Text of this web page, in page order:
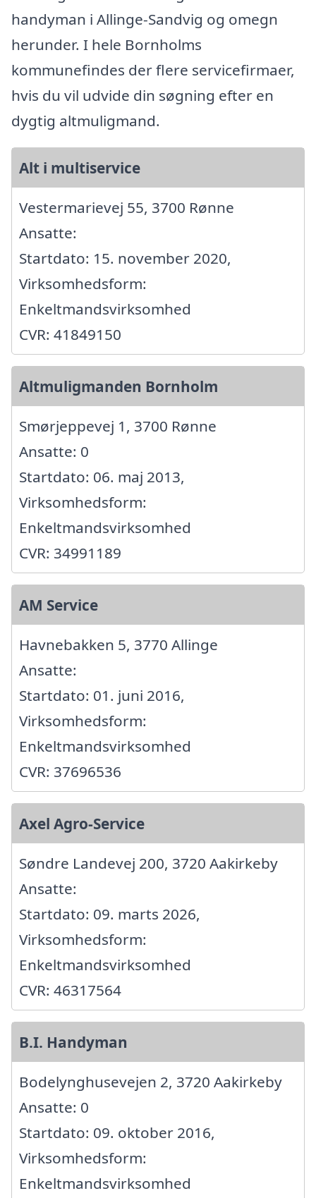
handyman i Allinge-Sandvig og omegn
herunder. I hele Bornholms
kommunefindes der flere servicefirmaer,
hvis du vil udvide din søgning efter en
dygtig altmuligmand.
Alt i multiservice
Vestermarievej 55, 3700 Rønne
Ansatte:
Startdato: 15. november 2020,
Virksomhedsform:
Enkeltmandsvirksomhed
CVR: 41849150
Altmuligmanden Bornholm
Smørjeppevej 1, 3700 Rønne
Ansatte: 0
Startdato: 06. maj 2013,
Virksomhedsform:
Enkeltmandsvirksomhed
CVR: 34991189
AM Service
Havnebakken 5, 3770 Allinge
Ansatte:
Startdato: 01. juni 2016,
Virksomhedsform:
Enkeltmandsvirksomhed
CVR: 37696536
Axel Agro-Service
Søndre Landevej 200, 3720 Aakirkeby
Ansatte:
Startdato: 09. marts 2026,
Virksomhedsform:
Enkeltmandsvirksomhed
CVR: 46317564
B.I. Handyman
Bodelynghusevejen 2, 3720 Aakirkeby
Ansatte: 0
Startdato: 09. oktober 2016,
Virksomhedsform:
Enkeltmandsvirksomhed